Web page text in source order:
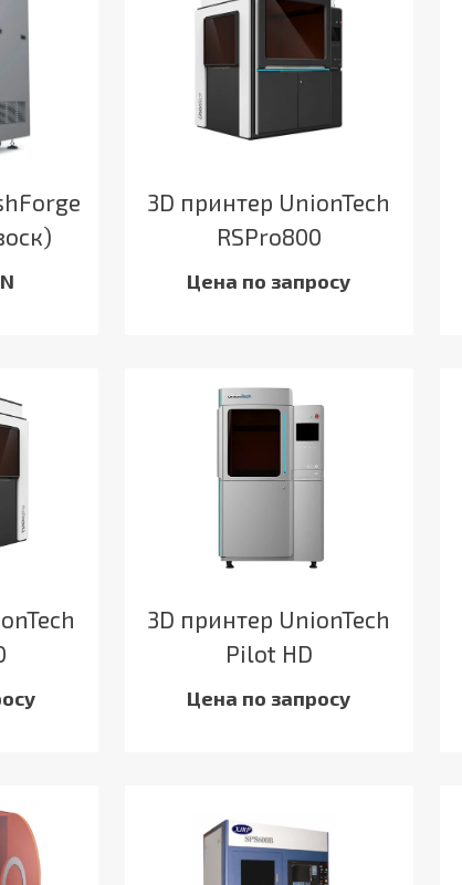
3D принтер UnionTech
RSPro800
Цена по запросу
3D принтер UnionTech
Pilot HD
Цена по запросу